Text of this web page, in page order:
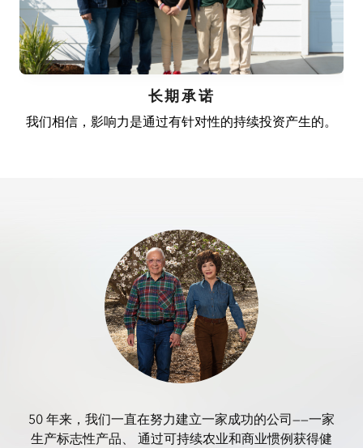
长期承诺
我们相信，影响力是通过有针对性的持续投资产生的。
50 年来，我们一直在努力建立一家成功的公司——一家
生产标志性产品、
通过可持续农业和商业惯例获得健